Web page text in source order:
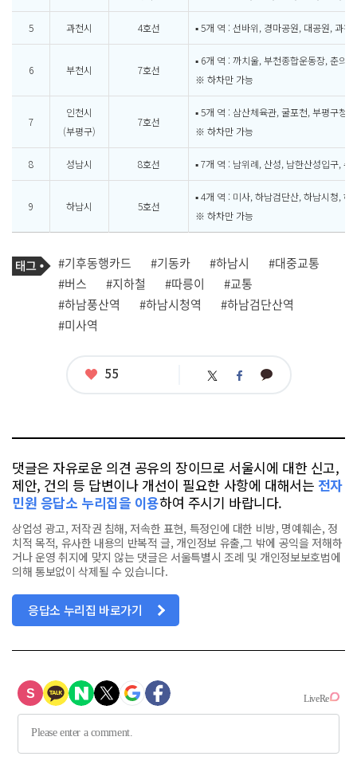
5 과천시 4호선 ▪ 5개 역 : 선바위, 경마공원, 대공원, 과천
6 부천시 7호선
▪ 6개 역 : 까치울, 부천종합운동장, 춘의,
※ 하차만 가능
7
인천시
(부평구)
7호선
▪ 5개 역 : 삼산체육관, 굴포천, 부평구청,
※ 하차만 가능
8 성남시 8호선 ▪ 7개 역 : 남위례, 산성, 남한산성입구,
9 하남시 5호선
▪ 4개 역 : 미사, 하남검단산, 하남시청, 하
※ 하차만 가능
기
사
관
련
태
그
태
그
#기후동행카드 #기동카 #하남시
#대중교통
#버스
#지하철 #따릉이
#교통
#하남풍산역
#하남시청역
#하남검단산역
#미사역
좋
55 트 페 카
댓글은 자유로운 의견 공유의 장이므로 서울시에 대한 신고,
제안, 건의 등 답변이나 개선이 필요한 사항에 대해서는 전자
민원 응답소 누리집을 이용하여 주시기 바랍니다.
상업성 광고, 저작권 침해, 저속한 표현, 특정인에 대한 비방, 명예훼손, 정
치적 목적, 유사한 내용의 반복적 글, 개인정보 유출,그 밖에 공익을 저해하
거나 운영 취지에 맞지 않는 댓글은 서울특별시 조례 및 개인정보보호법에
의해 통보없이 삭제될 수 있습니다.
응답소 누리집 바로가기